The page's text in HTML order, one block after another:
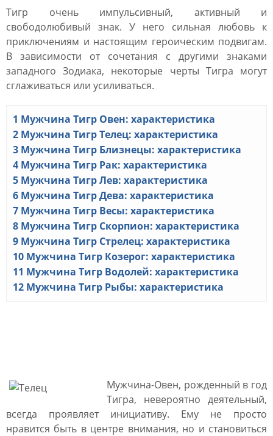
Тигр очень импульсивный, активный и
свободолюбивый знак. У него сильная любовь к
приключениям и настоящим героическим подвигам.
В зависимости от сочетания с другими знаками
западного Зодиака, некоторые черты Тигра могут
сглаживаться или усиливаться.
1 Мужчина Тигр Овен: характеристика
2 Мужчина Тигр Телец: характеристика
3 Мужчина Тигр Близнецы: характеристика
4 Мужчина Тигр Рак: характеристика
5 Мужчина Тигр Лев: характеристика
6 Мужчина Тигр Дева: характеристика
7 Мужчина Тигр Весы: характеристика
8 Мужчина Тигр Скорпион: характеристика
9 Мужчина Тигр Стрелец: характеристика
10 Мужчина Тигр Козерог: характеристика
11 Мужчина Тигр Водолей: характеристика
12 Мужчина Тигр Рыбы: характеристика
Мужчина-Овен, рожденный в год
Тигра, невероятно деятельный,
всегда проявляет инициативу. Ему не просто
нравится быть в центре внимания, но и становиться